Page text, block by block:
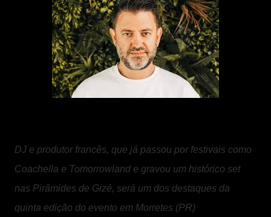
DJ e produtor francês, que já passou por festivais como
Coachella e Tomorrowland e gravou um histórico set
nas Pirâmides de Gizé, será um dos destaques da
quinta edição do evento em Morretes (PR)